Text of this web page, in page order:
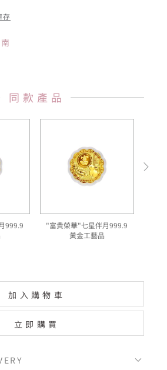
存
同款產品
999.9
"富貴榮華"七星伴月999.9
黃金工藝品
加入購物車
立即購買